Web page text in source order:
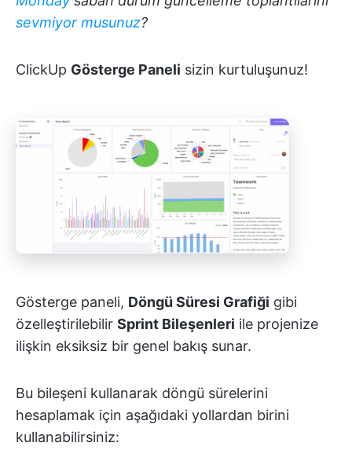
sevmiyor musunuz?
ClickUp Gösterge Paneli sizin kurtuluşunuz!
Gösterge paneli, Döngü Süresi Grafiği gibi
özelleştirilebilir Sprint Bileşenleri ile projenize
ilişkin eksiksiz bir genel bakış sunar.
Bu bileşeni kullanarak döngü sürelerini
hesaplamak için aşağıdaki yollardan birini
kullanabilirsiniz: